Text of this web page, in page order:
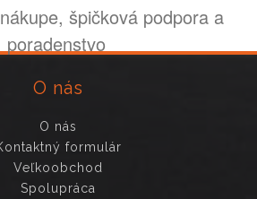
špičková podpora a
poradenstvo
O nás
O nás
formulár
Veľkoobchod
Spolupráca